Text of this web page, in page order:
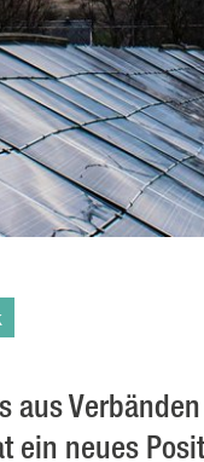
aus
ein neues